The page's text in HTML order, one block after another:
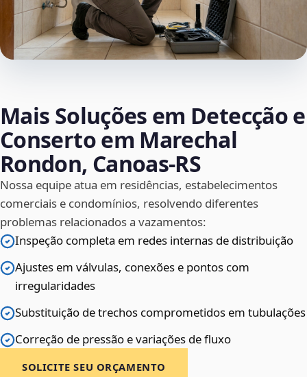
Mais Soluções em Detecção e
Conserto em Marechal
Rondon, Canoas‑RS
Nossa equipe atua em residências, estabelecimentos
comerciais e condomínios, resolvendo diferentes
problemas relacionados a vazamentos:
Inspeção completa em redes internas de distribuição
Ajustes em válvulas, conexões e pontos com
irregularidades
Substituição de trechos comprometidos em tubulações
Correção de pressão e variações de fluxo
SOLICITE SEU ORÇAMENTO